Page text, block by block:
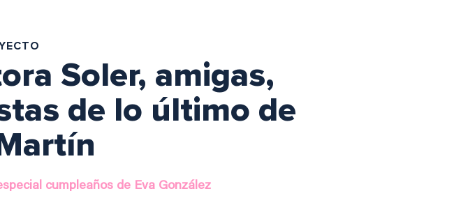
Soler, amigas,
de lo último de
cumpleaños de Eva González